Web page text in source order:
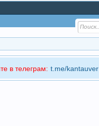
в телеграм: t.me/kantauver